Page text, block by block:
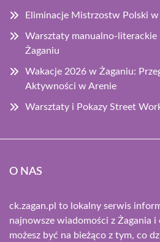
Eliminacje Mistrzostw Polski
Warsztaty manualno-literackie
Żaganiu
Wakacje 2026 w Żaganiu:
Aktywności w Arenie
Warsztaty i Pokazy Street
O NAS
ck.zagan.pl to lokalny serwis
najnowsze wiadomości z Żagania i
możesz być na bieżąco z tym, co